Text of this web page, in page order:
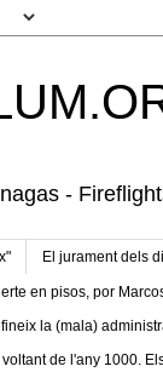
-
El jurament dels
en pisos, por
la (mala)
de l'any 1000.